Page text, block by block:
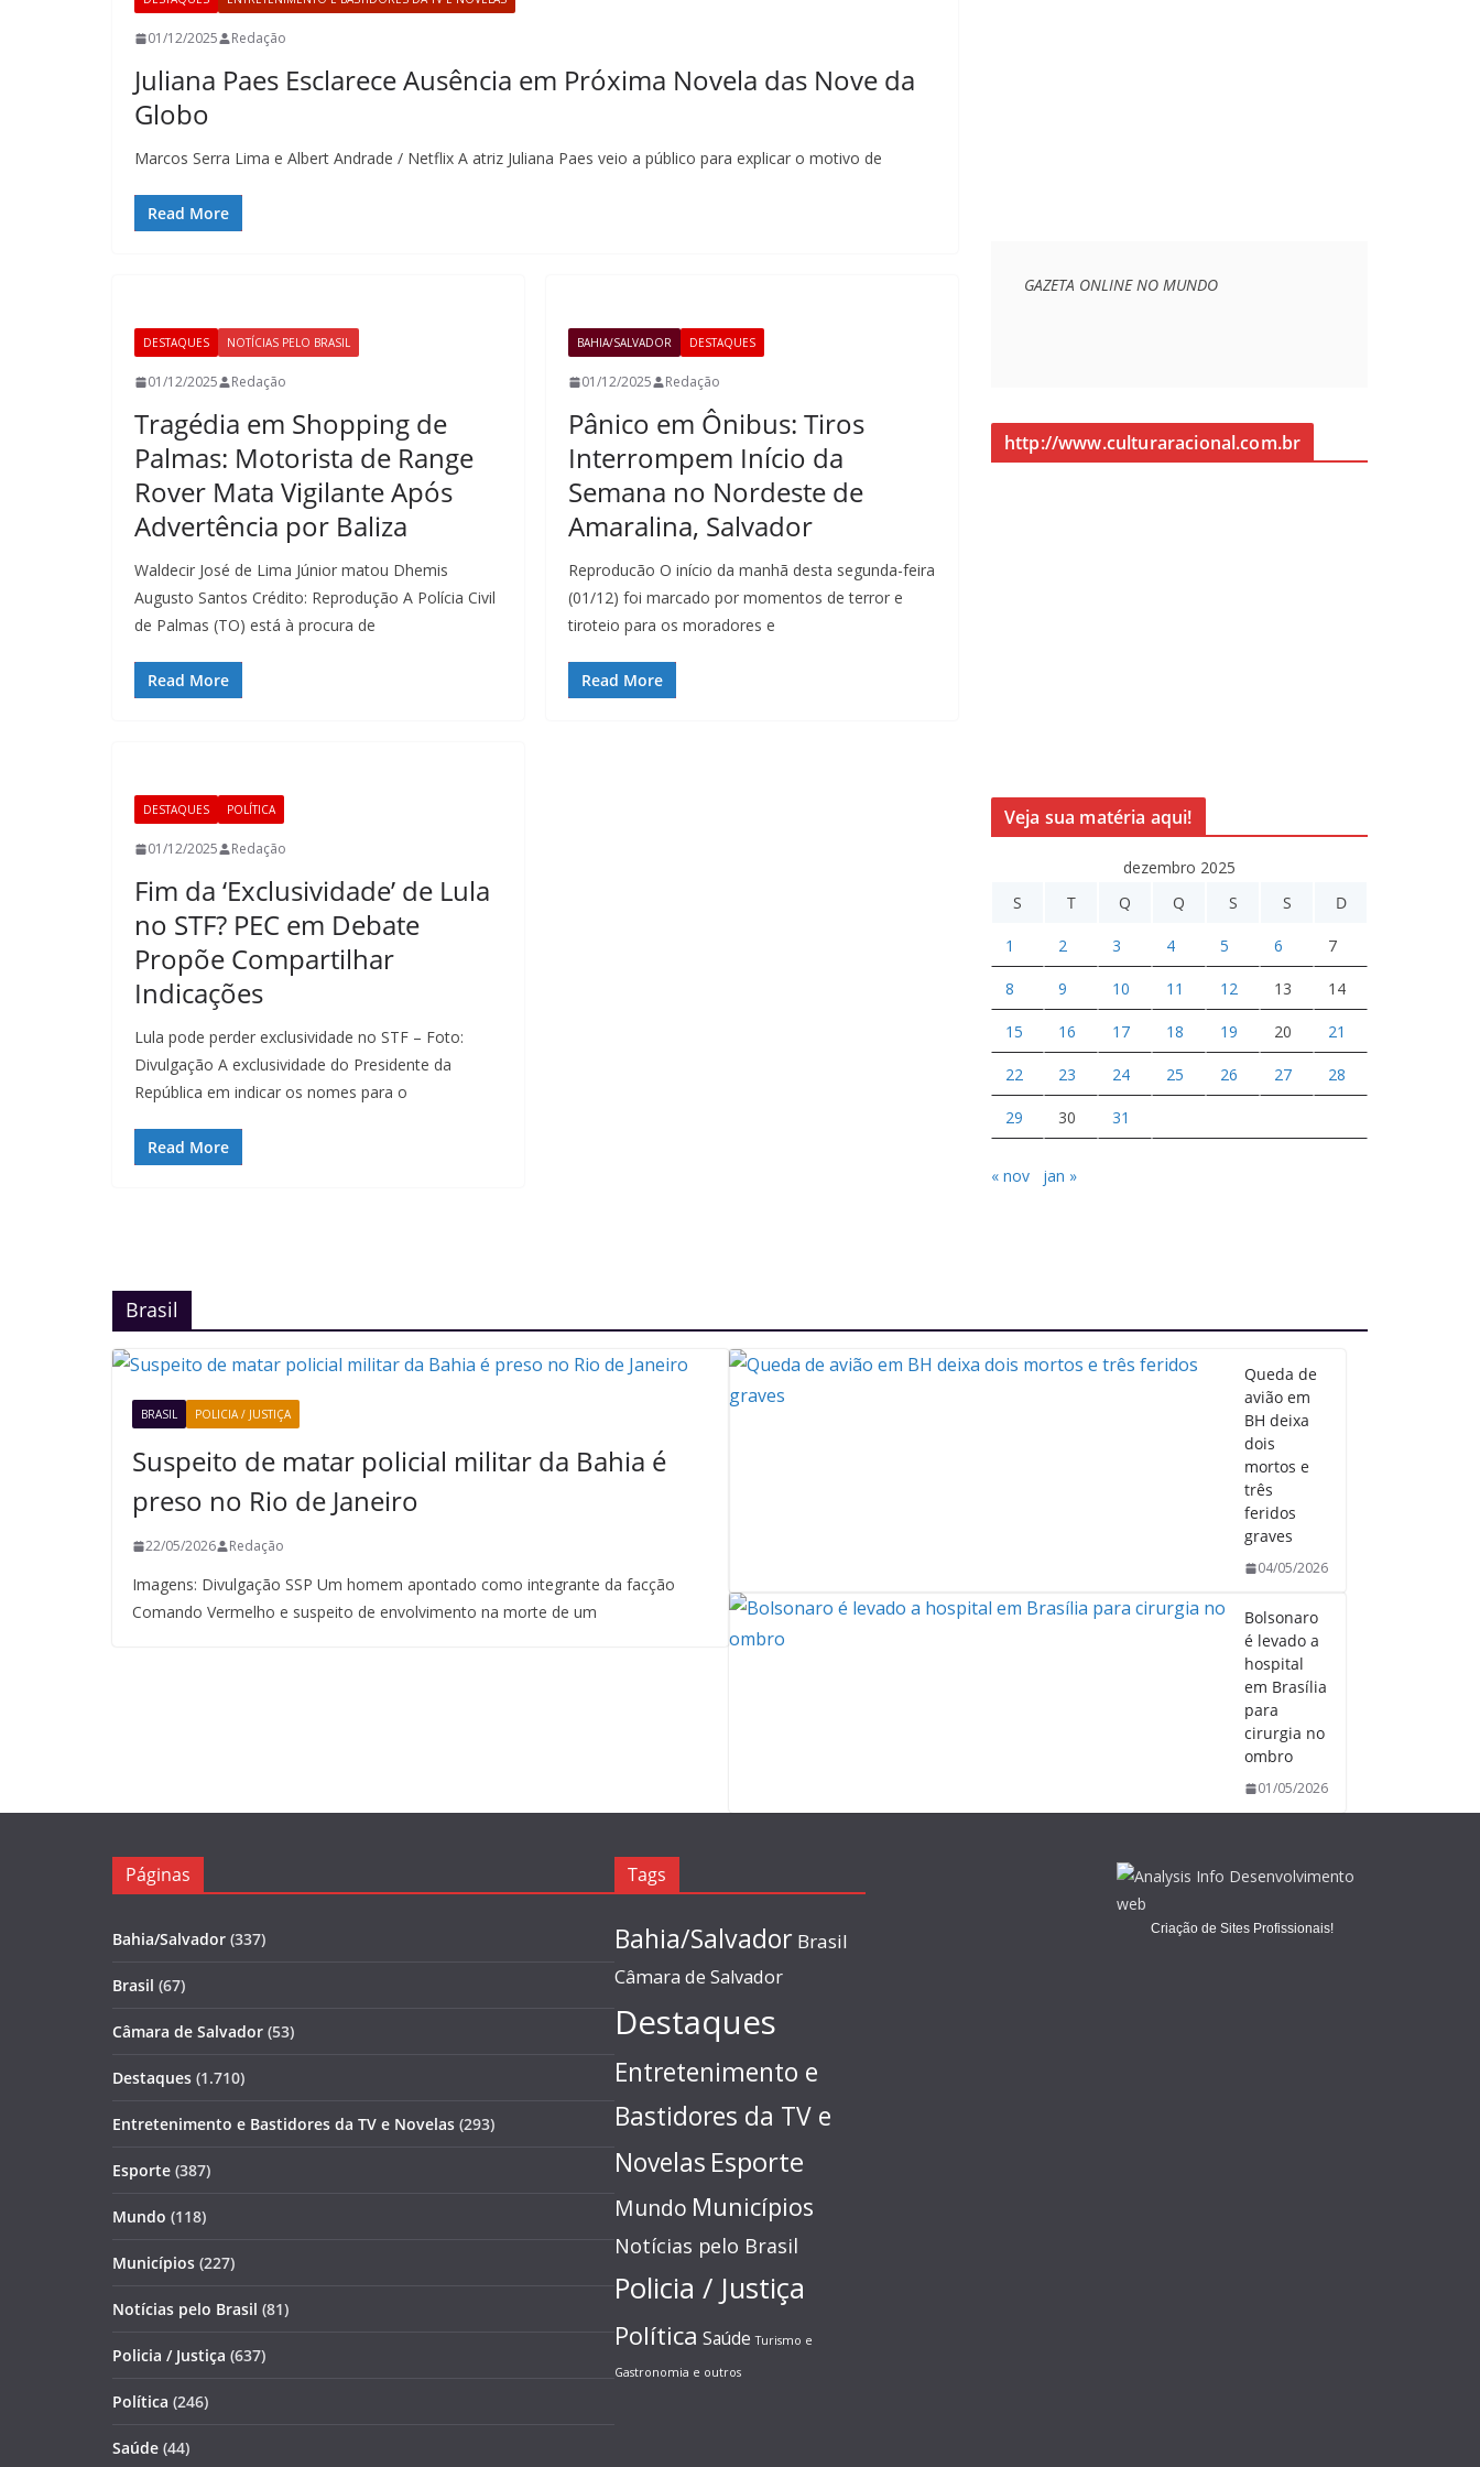
01/12/2025 Redação
Juliana Paes Esclarece Ausência em Próxima Novela das Nove da
Globo
Marcos Serra Lima e Albert Andrade / Netflix A atriz Juliana Paes veio a público para explicar o motivo de
Read More
DESTAQUES NOTÍCIAS PELO BRASIL
01/12/2025 Redação
Tragédia em Shopping de
Palmas: Motorista de Range
Rover Mata Vigilante Após
Advertência por Baliza
Waldecir José de Lima Júnior matou Dhemis
Augusto Santos Crédito: Reprodução A Polícia Civil
de Palmas (TO) está à procura de
Read More
BAHIA/SALVADOR DESTAQUES
01/12/2025 Redação
Pânico em Ônibus: Tiros
Interrompem Início da
Semana no Nordeste de
Amaralina, Salvador
Reproducão O início da manhã desta segunda-feira
(01/12) foi marcado por momentos de terror e
tiroteio para os moradores e
Read More
DESTAQUES POLÍTICA
01/12/2025 Redação
Fim da ‘Exclusividade’ de Lula
no STF? PEC em Debate
Propõe Compartilhar
Indicações
Lula pode perder exclusividade no STF – Foto:
Divulgação A exclusividade do Presidente da
República em indicar os nomes para o
Read More
GAZETA ONLINE NO MUNDO
http://www.culturaracional.com.br
Veja sua matéria aqui!
dezembro 2025
S
T Q Q S S D
1 2 3 4 5 6 7
8 9 10 11 12 13 14
15 16 17 18 19 20 21
22 23 24 25 26 27 28
29 30 31
« nov jan »
Brasil
BRASIL POLICIA / JUSTIÇA
Suspeito de matar policial militar da Bahia é
preso no Rio de Janeiro
22/05/2026 Redação
Imagens: Divulgação SSP Um homem apontado como integrante da facção
Comando Vermelho e suspeito de envolvimento na morte de um
Queda de
avião em
BH deixa
dois
mortos e
três
feridos
graves
04/05/2026
Bolsonaro
é levado a
hospital
em Brasília
para
cirurgia no
ombro
01/05/2026
Páginas
Bahia/Salvador (337)
Brasil (67)
Câmara de Salvador (53)
Destaques (1.710)
Entretenimento e Bastidores da TV e Novelas (293)
Esporte (387)
Mundo (118)
Municípios (227)
Notícias pelo Brasil (81)
Policia / Justiça (637)
Política (246)
Saúde (44)
Tags
Bahia/Salvador Brasil
Câmara de Salvador
Destaques
Entretenimento e
Bastidores da TV e
Novelas Esporte
Mundo Municípios
Notícias pelo Brasil
Policia / Justiça
Política Saúde Turismo e
Gastronomia e outros
Criação de Sites Profissionais!